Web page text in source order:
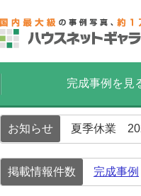
完成事例を見
お知らせ 夏季休業
掲載情報件数 完成事例